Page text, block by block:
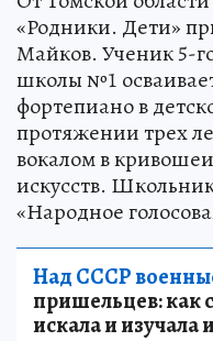
«Родники. Дети»
Майков. Ученик 5-
школы №1
фортепиано в
протяжении трех
вокалом в
искусств.
«Народное
Над СССР
пришельцев: как
искала и изучала